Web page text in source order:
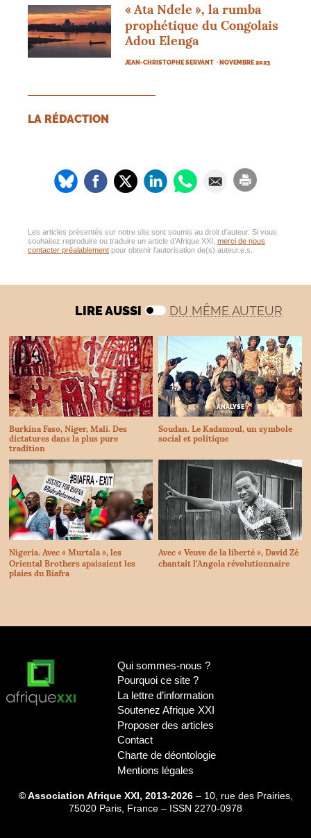
« Ata Ndele », la rumba
prophétique du Congolais
Adou Elenga
JEAN-CHRISTOPHE SERVANT · NOVEMBRE 2023
LA RÉDACTION
Les articles présentés sur notre site sont soumis au droit d’auteur. Si vous
souhaitez reproduire ou traduire un article d’Afrique XXI, merci de nous
contacter préalablement pour obtenir l’autorisation de(s) auteur.e.s.
LIRE AUSSI DU MÊME AUTEUR
Burkina Faso, Niger, Mali. Des
dictatures dans la plus pure
tradition
ANALYSE
Soudan. Le Kadamoul, un symbole
social et politique
Nigeria. Avec « Murtala », les
Oriental Brothers apaisaient les
plaies du Biafra
Avec « Veuve de la liberté », David Zé
chantait l’Angola révolutionnaire
Qui sommes-nous ?
Pourquoi ce site ?
La lettre d’information
Soutenez Afrique XXI
Proposer des articles
Contact
Charte de déontologie
Mentions légales
© Association Afrique XXI, 2013-2026– 10, rue des Prairies,
75020 Paris, France – ISSN 2270-0978